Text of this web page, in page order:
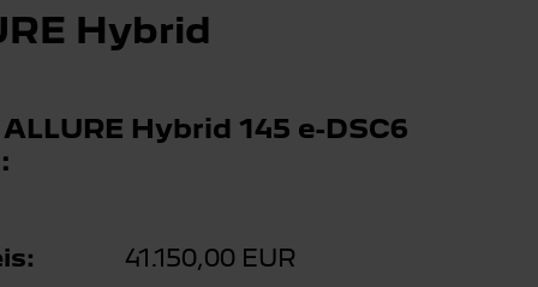
Hybrid
Hybrid 145 e-DSC6
41.150,00 EUR